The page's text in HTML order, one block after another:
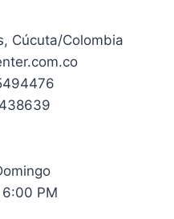
Cúcuta/Colombia
PM